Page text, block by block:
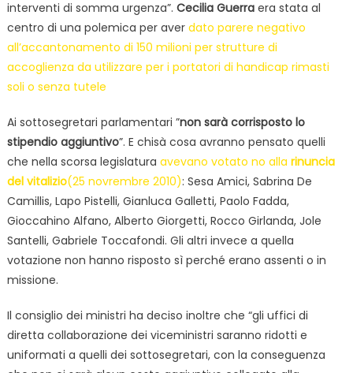
interventi di somma urgenza”. Cecilia Guerraera stata al
centro di una polemica per aver dato parere negativo
all’accantonamento di 150 milioni per strutture di
accoglienza da utilizzare per i portatori di handicap rimasti
soli o senza tutele
Ai sottosegretari parlamentari ”non sarà corrisposto lo
stipendio aggiuntivo”. E chisà cosa avranno pensato quelli
che nella scorsa legislatura avevano votato no alla rinuncia
del vitalizio(25 novrembre 2010): Sesa Amici, Sabrina De
Camillis, Lapo Pistelli, Gianluca Galletti, Paolo Fadda,
Gioccahino Alfano, Alberto Giorgetti, Rocco Girlanda, Jole
Santelli, Gabriele Toccafondi. Gli altri invece a quella
votazione non hanno risposto sì perché erano assenti o in
missione.
Il consiglio dei ministri ha deciso inoltre che “gli uffici di
diretta collaborazione dei viceministri saranno ridotti e
uniformati a quelli dei sottosegretari, con la conseguenza